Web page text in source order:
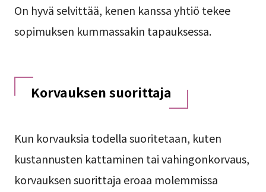
On hyvä selvittää, kenen kanssa yhtiö tekee
sopimuksen kummassakin tapauksessa.
Korvauksen suorittaja
Kun korvauksia todella suoritetaan, kuten
kustannusten kattaminen tai vahingonkorvaus,
korvauksen suorittaja eroaa molemmissa